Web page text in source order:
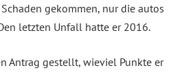
gekommen, nur die autos
letzten Unfall hatte er 2016.
Antrag gestellt, wieviel Punkte er